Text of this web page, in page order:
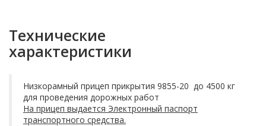
Технические
характеристики
Низкорамный прицеп прикрытия 9855-20 до 4500 кг
для проведения дорожных работ
На прицеп выдается Электронный паспорт
транспортного средства.